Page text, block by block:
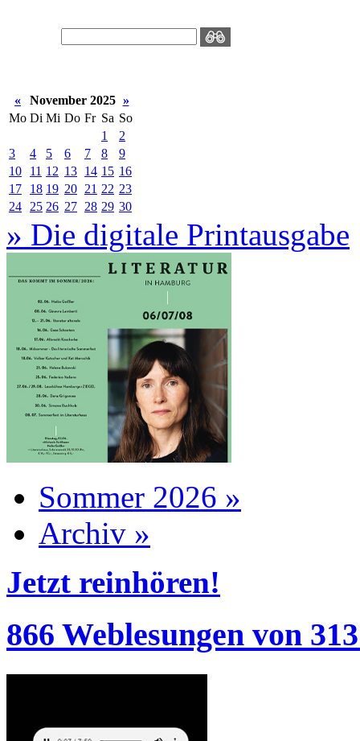
« November 2025 »
Mo Di Mi Do Fr Sa So
1
2
3
4 5 6 7 8
9
10
11 12 13 14 15 16
17
18 19 20 21 22 23
24
25 26 27 28 29 30
» Die digitale Printausgabe
Sommer 2026 »
Archiv »
Jetzt reinhören!
866 Weblesungen von